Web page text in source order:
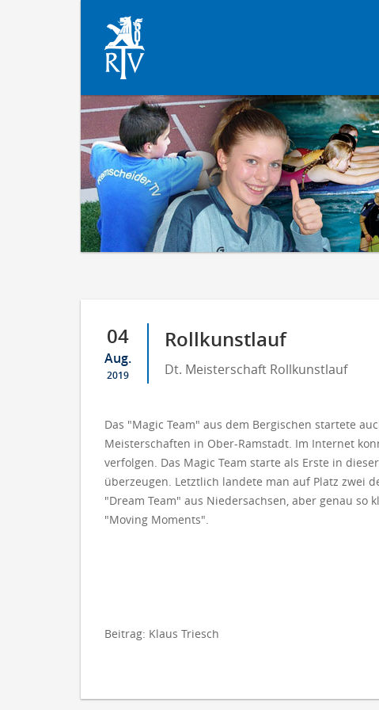
04
Aug.
2019
Rollkunstlauf
Dt. Meisterschaft Rollkunstlauf
Das "Magic Team" aus dem Bergischen startete
Meisterschaften in Ober-Ramstadt. Im Internet
verfolgen. Das Magic Team starte als Erste in
überzeugen. Letztlich landete man auf Platz zwei
"Dream Team" aus Niedersachsen, aber genau so
"Moving Moments".
Beitrag: Klaus Triesch